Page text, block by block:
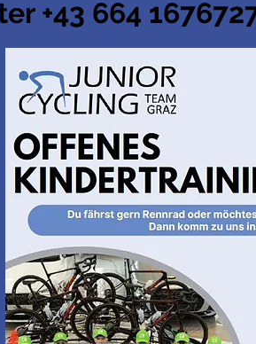
+43 664
© Junior Cycling Team Graz